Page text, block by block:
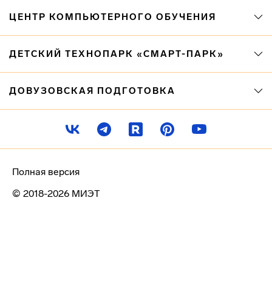
ЦЕНТР КОМПЬЮТЕРНОГО ОБУЧЕНИЯ
ДЕТСКИЙ ТЕХНОПАРК «СМАРТ-ПАРК»
ДОВУЗОВСКАЯ ПОДГОТОВКА
© 2018-2026 МИЭТ
Полная версия